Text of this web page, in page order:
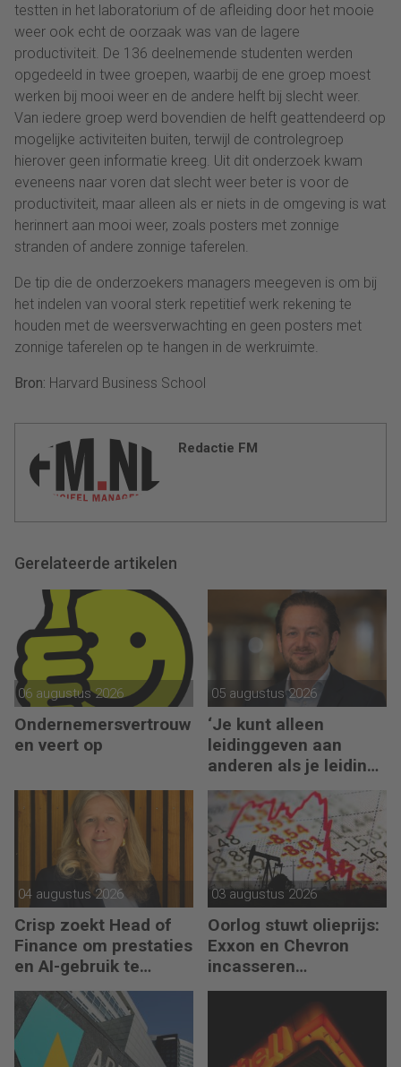
testten in het laboratorium of de afleiding door het mooie
weer ook echt de oorzaak was van de lagere
productiviteit. De 136 deelnemende studenten werden
opgedeeld in twee groepen, waarbij de ene groep moest
werken bij mooi weer en de andere helft bij slecht weer.
Van iedere groep werd bovendien de helft geattendeerd op
mogelijke activiteiten buiten, terwijl de controlegroep
hierover geen informatie kreeg. Uit dit onderzoek kwam
eveneens naar voren dat slecht weer beter is voor de
productiviteit, maar alleen als er niets in de omgeving is wat
herinnert aan mooi weer, zoals posters met zonnige
stranden of andere zonnige taferelen.
De tip die de onderzoekers managers meegeven is om bij
het indelen van vooral sterk repetitief werk rekening te
houden met de weersverwachting en geen posters met
zonnige taferelen op te hangen in de werkruimte.
Bron: Harvard Business School
Redactie FM
Gerelateerde artikelen
06 augustus 2026
Ondernemersvertrouw
en veert op
05 augustus 2026
‘Je kunt alleen
leidinggeven aan
anderen als je leiding
kunt geven aan jezelf’
04 augustus 2026
Crisp zoekt Head of
Finance om prestaties
en AI-gebruik te
versnellen
03 augustus 2026
Oorlog stuwt olieprijs:
Exxon en Chevron
incasseren
miljardenwinsten